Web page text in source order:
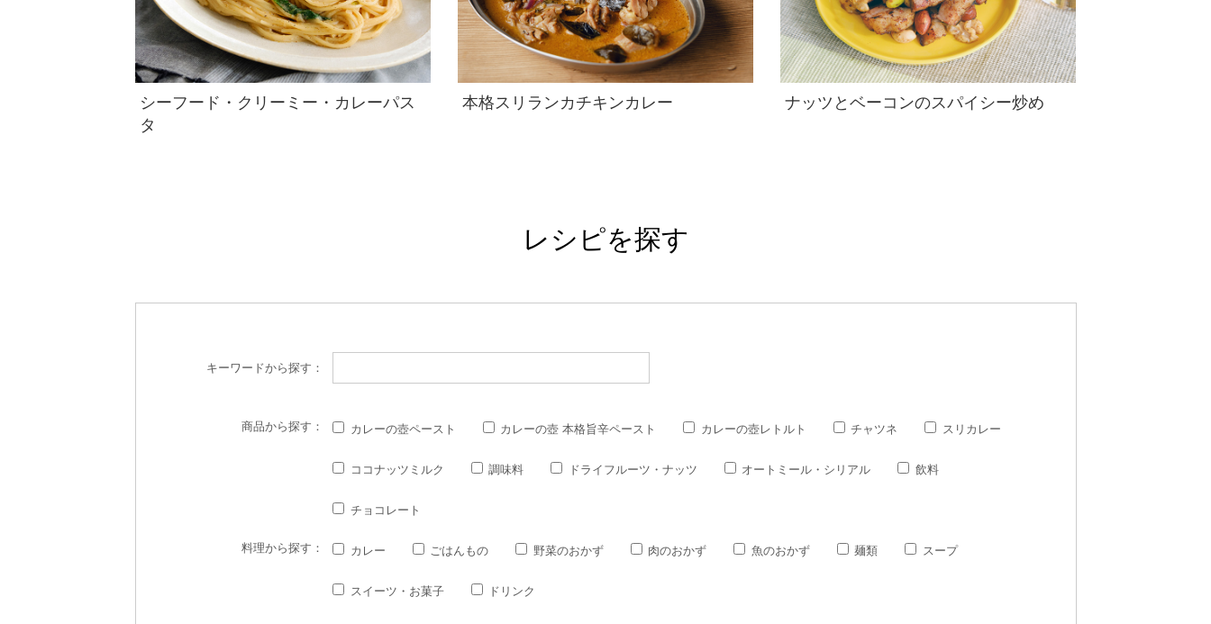
シーフード・クリーミー・カレーパス
タ
本格スリランカチキンカレー ナッツとベーコンのスパイシー炒め
レシピを探す
キーワードから探す：
商品から探す： カレーの壺ペースト カレーの壺 本格旨辛ペースト カレーの壺レトルト チャツネ スリカレー
ココナッツミルク 調味料 ドライフルーツ・ナッツ オートミール・シリアル 飲料
チョコレート
料理から探す： カレー ごはんもの 野菜のおかず 肉のおかず 魚のおかず 麺類 スープ
スイーツ・お菓子 ドリンク